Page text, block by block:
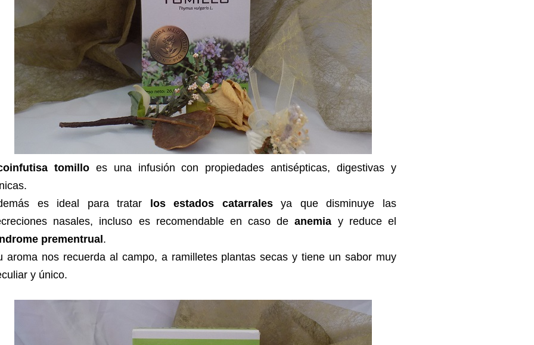
tomilloes una infusión con propiedades antisépticas, digestivas y
es ideal para tratar
los estados catarralesya que disminuye las
nasales, incluso es recomendable en caso deanemia y reduce el
prementrual .
aroma nos recuerda al campo, a ramilletes plantas secas y tiene un sabor muy
y único.